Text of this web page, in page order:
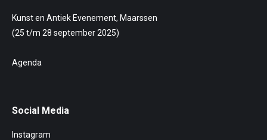
Kunst en Antiek Evenement, Maarssen
(25 t/m 28 september 2025)
Agenda
Social Media
Instagram